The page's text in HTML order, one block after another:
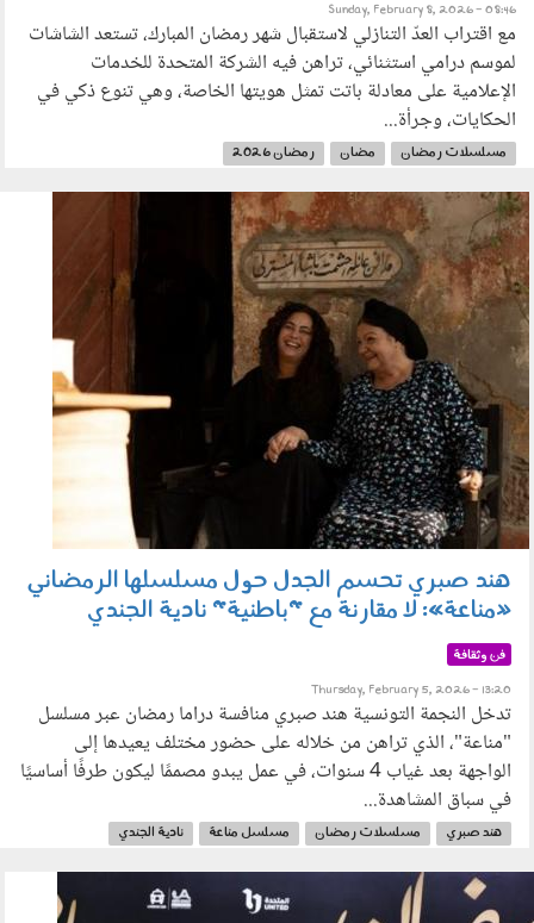
Sunday, February 8, 2026 - 08:46
مع اقتراب العدّ التنازلي لاستقبال شهر رمضان المبارك، تستعد الشاشات
لموسم درامي استثنائي، تراهن فيه الشركة المتحدة للخدمات
الإعلامية على معادلة باتت تمثل هويتها الخاصة، وهي تنوع ذكي في
الحكايات، وجرأة...
مسلسلات رمضان مضان رمضان 2026
050204.jpeg
هند صبري تحسم الجدل حول مسلسلها الرمضاني
«مناعة»: لا مقارنة مع "باطنية" نادية الجندي
فن وثقافة
Thursday, February 5, 2026 - 13:20
تدخل النجمة التونسية هند صبري منافسة دراما رمضان عبر مسلسل
"مناعة"، الذي تراهن من خلاله على حضور مختلف يعيدها إلى
الواجهة بعد غياب 4 سنوات، في عمل يبدو مصممًا ليكون طرفًا أساسيًا
في سباق المشاهدة...
هند صبري مسلسلات رمضان مسلسل مناعة
نادية الجندي